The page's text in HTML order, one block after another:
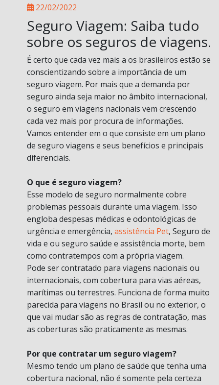
22/02/2022
Seguro Viagem: Saiba tudo
sobre os seguros de viagens.
É certo que cada vez mais a os brasileiros estão se
conscientizando sobre a importância de um
seguro viagem. Por mais que a demanda por
seguro ainda seja maior no âmbito internacional,
o seguro em viagens nacionais vem crescendo
cada vez mais por procura de informações.
Vamos entender em o que consiste em um plano
de seguro viagens e seus benefícios e principais
diferenciais.
O que é seguro viagem?
Esse modelo de seguro normalmente cobre
problemas pessoais durante uma viagem. Isso
engloba despesas médicas e odontológicas de
urgência e emergência, assistência Pet, Seguro de
vida e ou seguro saúde e assistência morte, bem
como contratempos com a própria viagem.
Pode ser contratado para viagens nacionais ou
internacionais, com cobertura para vias aéreas,
marítimas ou terrestres. Funciona de forma muito
parecida para viagens no Brasil ou no exterior, o
que vai mudar são as regras de contratação, mas
as coberturas são praticamente as mesmas.
Por que contratar um seguro viagem?
Mesmo tendo um plano de saúde que tenha uma
cobertura nacional, não é somente pela certeza